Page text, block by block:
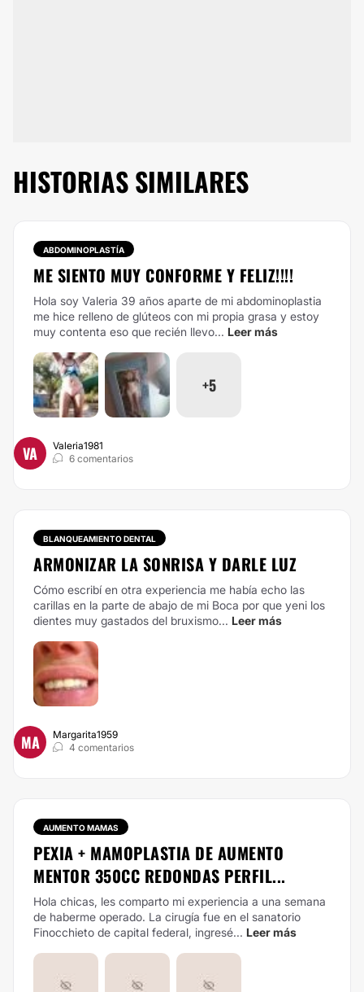
HISTORIAS SIMILARES
ABDOMINOPLASTÍA
ME SIENTO MUY CONFORME Y FELIZ!!!!
Hola soy Valeria 39 años aparte de mi abdominoplastia
me hice relleno de glúteos con mi propia grasa y estoy
muy contenta eso que recién llevo... Leer más
+5
VA
Valeria1981
6 comentarios
BLANQUEAMIENTO DENTAL
ARMONIZAR LA SONRISA Y DARLE LUZ
Cómo escribí en otra experiencia me había echo las
carillas en la parte de abajo de mi Boca por que yeni los
dientes muy gastados del bruxismo... Leer más
MA
Margarita1959
4 comentarios
AUMENTO MAMAS
PEXIA + MAMOPLASTIA DE AUMENTO
MENTOR 350CC REDONDAS PERFIL...
Hola chicas, les comparto mi experiencia a una semana
de haberme operado. La cirugía fue en el sanatorio
Finocchieto de capital federal, ingresé... Leer más